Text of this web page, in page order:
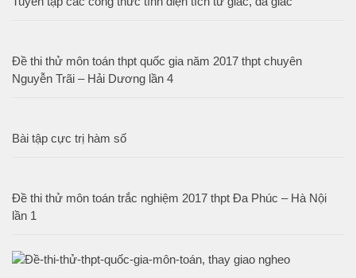
Đề thi thử môn toán thpt quốc gia năm 2017 thpt chuyên
Nguyễn Trãi – Hải Dương lần 4
Bài tập cực trị hàm số
Đề thi thử môn toán trắc nghiệm 2017 thpt Đa Phúc – Hà Nội
lần 1